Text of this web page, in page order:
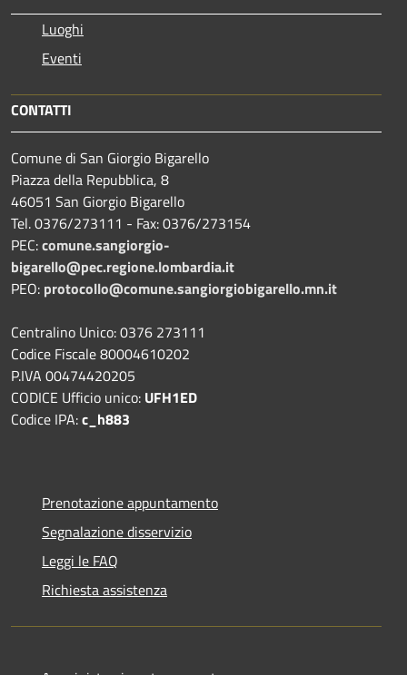
Luoghi
Eventi
CONTATTI
Comune di San Giorgio Bigarello
Piazza della Repubblica, 8
46051 San Giorgio Bigarello
Tel. 0376/273111 - Fax: 0376/273154
PEC:comune.sangiorgio-
bigarello@pec.regione.lombardia.it
PEO: protocollo@comune.sangiorgiobigarello.mn.it
Centralino Unico: 0376 273111
Codice Fiscale 80004610202
P.IVA 00474420205
CODICE Ufficio unico: UFH1ED
Codice IPA:c_h883
Prenotazione appuntamento
Segnalazione disservizio
Leggi le FAQ
Richiesta assistenza